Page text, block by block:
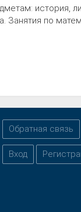
история,
по
Обратная связь
Вход